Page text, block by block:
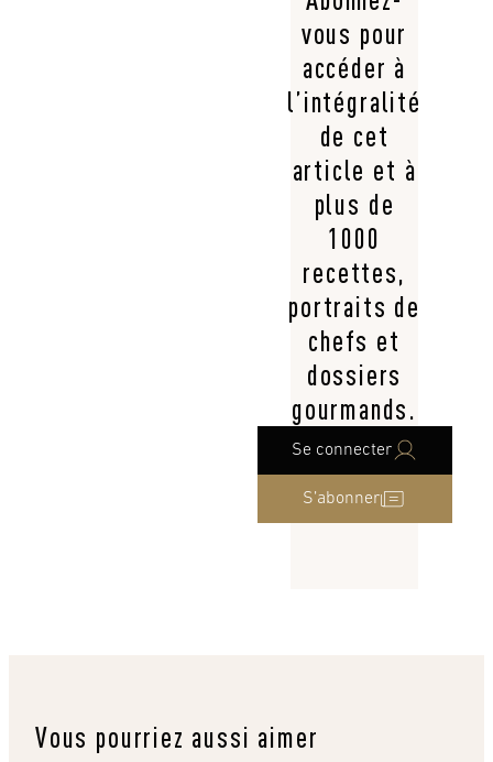
vous pour
accéder à
l’intégralité
de cet
article et à
plus de
1000
recettes,
portraits de
chefs et
dossiers
gourmands.
Se connecter
S’abonner
Vous pourriez aussi aimer